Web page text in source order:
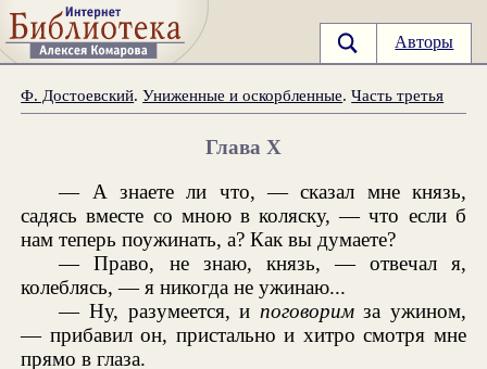
Авторы
Ф. Достоевский.Униженные и оскорбленные.Часть третья
Глава X
— А знаете ли что, — сказал мне князь,
садясь вместе со мною в коляску, — что если б
нам теперь поужинать, а? Как вы думаете?
— Право, не знаю, князь, — отвечал я,
колеблясь, — я никогда не ужинаю...
— Ну, разумеется, и поговоримза ужином,
— прибавил он, пристально и хитро смотря мне
прямо в глаза.